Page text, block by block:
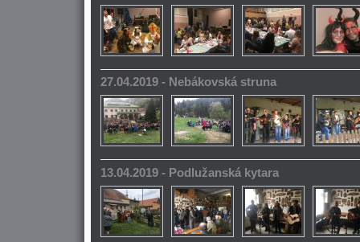
27.04.2019 - Nebákovská struna
13.04.2019 - Podlužanská kytara